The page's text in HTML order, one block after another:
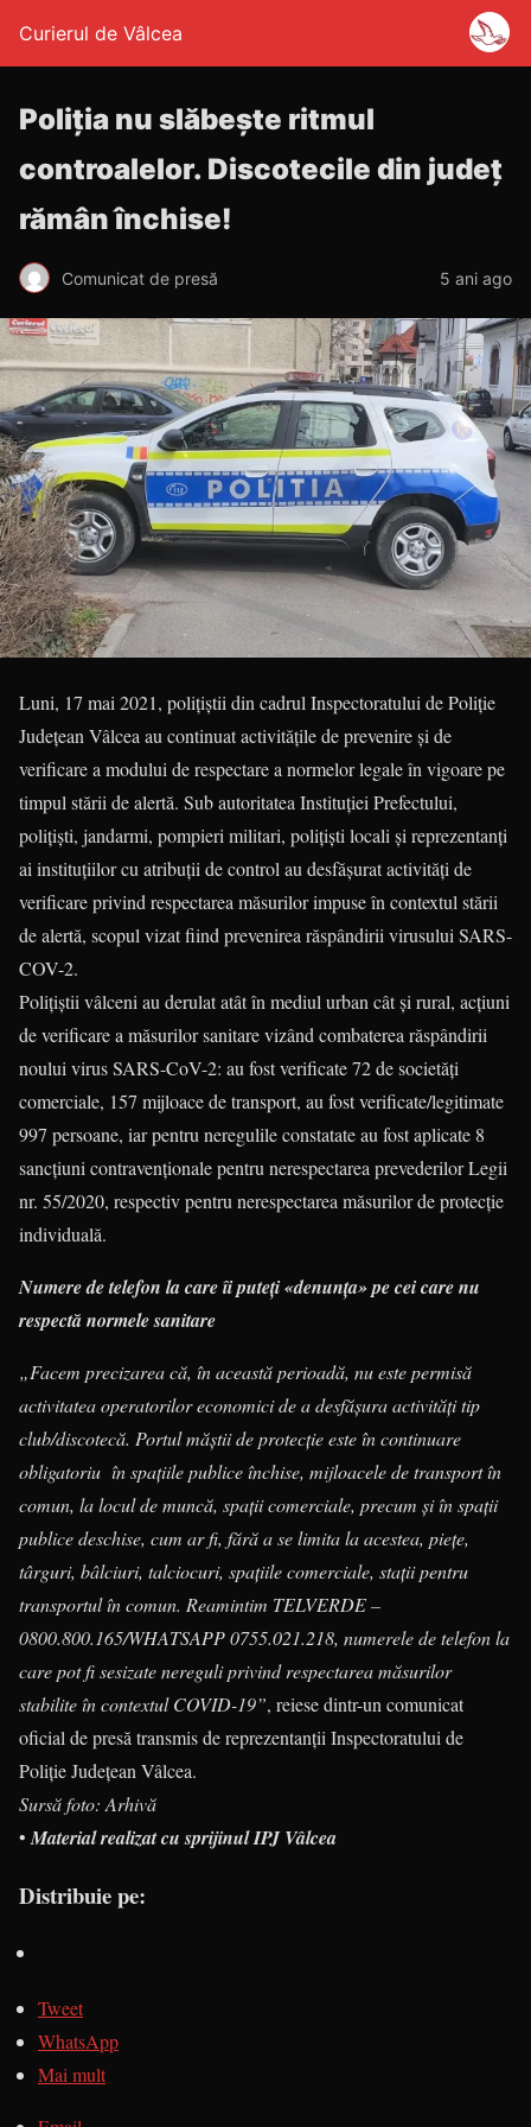
Curierul de Vâlcea
Poliția nu slăbește ritmul
controalelor. Discotecile din județ
rămân închise!
Comunicat de presă 5 ani ago
Luni, 17 mai 2021, polițiștii din cadrul Inspectoratului de Poliție
Județean Vâlcea au continuat activitățile de prevenire și de
verificare a modului de respectare a normelor legale în vigoare pe
timpul stării de alertă. Sub autoritatea Instituției Prefectului,
polițiști, jandarmi, pompieri militari, polițiști locali și reprezentanți
ai instituțiilor cu atribuții de control au desfășurat activități de
verificare privind respectarea măsurilor impuse în contextul stării
de alertă, scopul vizat fiind prevenirea răspândirii virusului SARS-
COV-2.
Polițiștii vâlceni au derulat atât în mediul urban cât și rural, acțiuni
de verificare a măsurilor sanitare vizând combaterea răspândirii
noului virus SARS-CoV-2: au fost verificate 72 de societăți
comerciale, 157 mijloace de transport, au fost verificate/legitimate
997 persoane, iar pentru neregulile constatate au fost aplicate 8
sancțiuni contravenționale pentru nerespectarea prevederilor Legii
nr. 55/2020, respectiv pentru nerespectarea măsurilor de protecție
individuală.
Numere de telefon la care îi puteți «denunța» pe cei care nu
respectă normele sanitare
„Facem precizarea că, în această perioadă, nu este permisă
activitatea operatorilor economici de a desfășura activități tip
club/discotecă. Portul măştii de protecţie este în continuare
obligatoriu în spațiile publice închise, mijloacele de transport în
comun, la locul de muncă, spații comerciale, precum și în spații
publice deschise, cum ar fi, fără a se limita la acestea, piețe,
târguri, bâlciuri, talciocuri, spațiile comerciale, stații pentru
transportul în comun. Reamintim TELVERDE –
0800.800.165/WHATSAPP 0755.021.218, numerele de telefon la
care pot fi sesizate nereguli privind respectarea măsurilor
stabilite în contextul COVID-19”, reiese dintr-un comunicat
oficial de presă transmis de reprezentanții Inspectoratului de
Poliție Județean Vâlcea.
Sursă foto: Arhivă
• Material realizat cu sprijinul IPJ Vâlcea
Distribuie pe:
Tweet
WhatsApp
Mai mult